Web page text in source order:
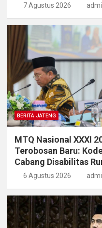
7 Agustus 2026
BERITA JATENG
MTQ Nasional XXXI
Terobosan Baru:
Cabang Disabilitas
6 Agustus 2026